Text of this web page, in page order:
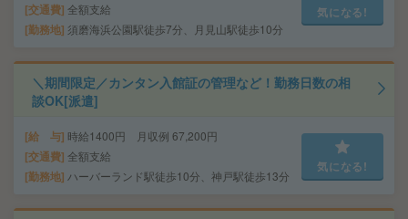
交通費 全額支給
勤務地 須磨海浜公園駅徒歩7分、月見山駅徒歩10分
気になる!
＼期間限定／カンタン入館証の管理など！勤務日数の相
談OK[派遣]
給 与 時給1400円 月収例 67,200円
交通費 全額支給
勤務地 ハーバーランド駅徒歩10分、神戸駅徒歩13分
気になる!